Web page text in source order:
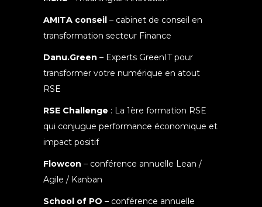
AMITA conseil – cabinet de conseil en
transformation secteur Finance
Danu.Green – Experts GreenIT pour
transformer votre numérique en atout
RSE
RSE Challenge : La 1ère formation RSE
qui conjugue performance économique et
impact positif
Flowcon – conférence annuelle Lean /
Agile / Kanban
School of PO – conférence annuelle